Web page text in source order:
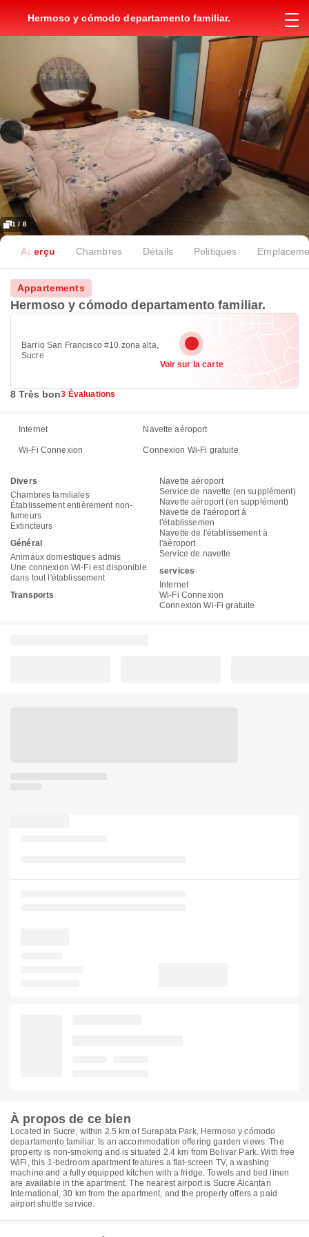
Hermoso y cómodo departamento familiar.
1 / 8
Aperçu Chambres Détails Politiques
Appartements
Hermoso y cómodo departamento familiar.
Barrio San Francisco #10 zona alta,
Sucre
Voir sur la carte
8 Très bon3 Évaluations
Internet Navette aéroport
Wi-Fi Connexion Connexion Wi-Fi gratuite
Divers
Chambres familiales
Établissement entièrement non-
fumeurs
Extincteurs
Général
Animaux domestiques admis
Une connexion Wi-Fi est disponible
dans tout l'établissement
Transports
Navette aéroport
Service de navette (en supplément)
Navette aéroport (en supplément)
Navette de l'aéroport à
l'établissemen
Navette de l'établissement à
l'aéroport
Service de navette
services
Internet
Wi-Fi Connexion
Connexion Wi-Fi gratuite
À propos de ce bien
Located in Sucre, within 2.5 km of Surapata Park, Hermoso y cómodo
departamento familiar. Is an accommodation offering garden views. The
property is non-smoking and is situated 2.4 km from Bolivar Park. With free
WiFi, this 1-bedroom apartment features a flat-screen TV, a washing
machine and a fully equipped kitchen with a fridge. Towels and bed linen
are available in the apartment. The nearest airport is Sucre Alcantari
International, 30 km from the apartment, and the property offers a paid
airport shuttle service.